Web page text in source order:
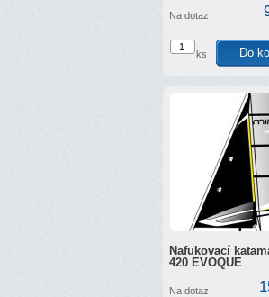
Na dotaz
ks
Nafukovací
420 EVOQUE
Na dotaz